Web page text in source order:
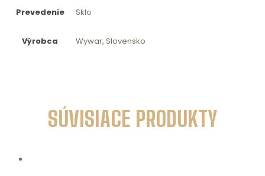
Prevedenie Sklo
Výrobca Wywar, Slovensko
SÚVISIACE PRODUKTY